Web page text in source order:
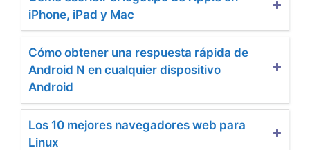
iPhone, iPad y Mac
Cómo obtener una respuesta rápida de
Android N en cualquier dispositivo
Android
Los 10 mejores navegadores web para
Linux